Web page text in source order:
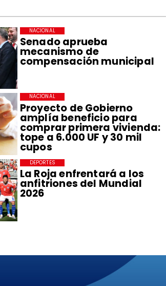
Senado aprueba
mecanismo de
compensación municipal
NACIONAL
Proyecto de Gobierno
amplía beneficio para
comprar primera vivienda:
tope a 6.000 UF y 30 mil
cupos
NACIONAL
La Roja enfrentará a los
anfitriones del Mundial
2026
DEPORTES